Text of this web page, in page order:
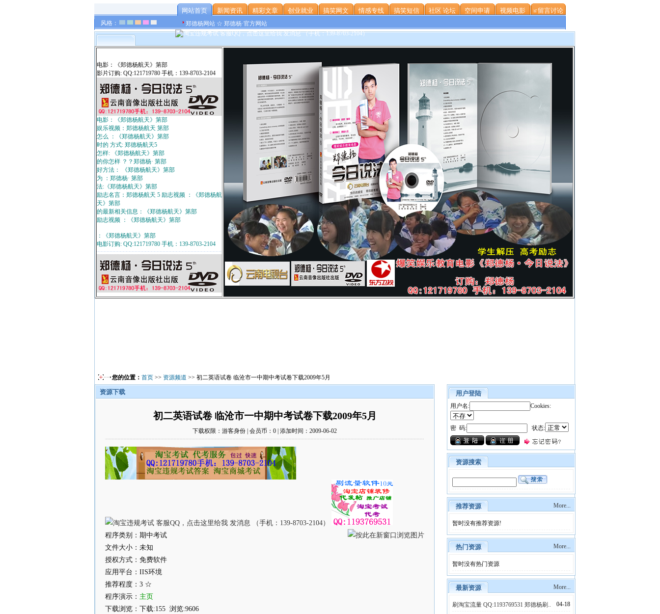
风格：
网站首页 新闻资讯 精彩文章 创业就业 搞笑网文 情感专线 搞笑短信 社区 论坛 空间申请 视频电影 ≌留言讨论
郑德杨网站 ☆ 郑德杨·官方网站
电影：《郑德杨航天》第部
影片订购: QQ:121719780 手机：139-8703-2104
电影：《郑德杨航天》第部
娱乐视频：郑德杨航天 第部
怎么 ：《郑德杨航天》第部
时的 方式: 郑德杨航天5
怎样: 《郑德杨航天》第部
的你怎样 ？？郑德杨· 第部
好方法： 《郑德杨航天》第部
为 ：郑德杨· 第部
法:《郑德杨航天》第部
励志名言：郑德杨航天 5 励志视频 ：《郑德杨航
天》第部
的最新相关信息：《郑德杨航天》第部
励志视频 ：《郑德杨航天》第部
：《郑德杨航天》第部
电影订购: QQ:121719780 手机：139-8703-2104
您的位置： 首页 >> 资源频道 >> 初二英语试卷 临沧市一中期中考试卷下载2009年5月
资源下载
初二英语试卷 临沧市一中期中考试卷下载2009年5月
下载权限：游客身份 | 会员币：0 | 添加时间：2009-06-02
程序类别：期中考试
文件大小：未知
授权方式：免费软件
应用平台：IIS环境
推荐程度：3 ☆
程序演示： 主页
下载浏览：下载:155 浏览:9606
用户登陆
用户名: Cookies:
密 码: 状态:
资源搜索
推荐资源 More...
暂时没有推荐资源!
热门资源 More...
暂时没有热门资源
最新资源 More...
04-18
刷淘宝流量 QQ:1193769531 郑德杨刷..